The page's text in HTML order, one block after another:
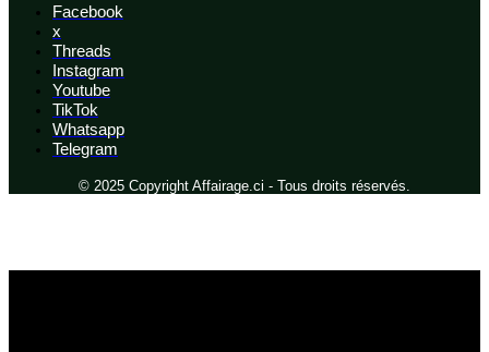
Facebook
x
Threads
Instagram
Youtube
TikTok
Whatsapp
Telegram
© 2025 Copyright Affairage.ci - Tous droits réservés.